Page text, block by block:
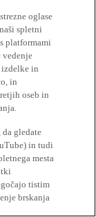
oglase
spletni
platformami
vedenje
izdelke in
in
oseb in
gledate
in tudi
mesta
tistim
brskanja